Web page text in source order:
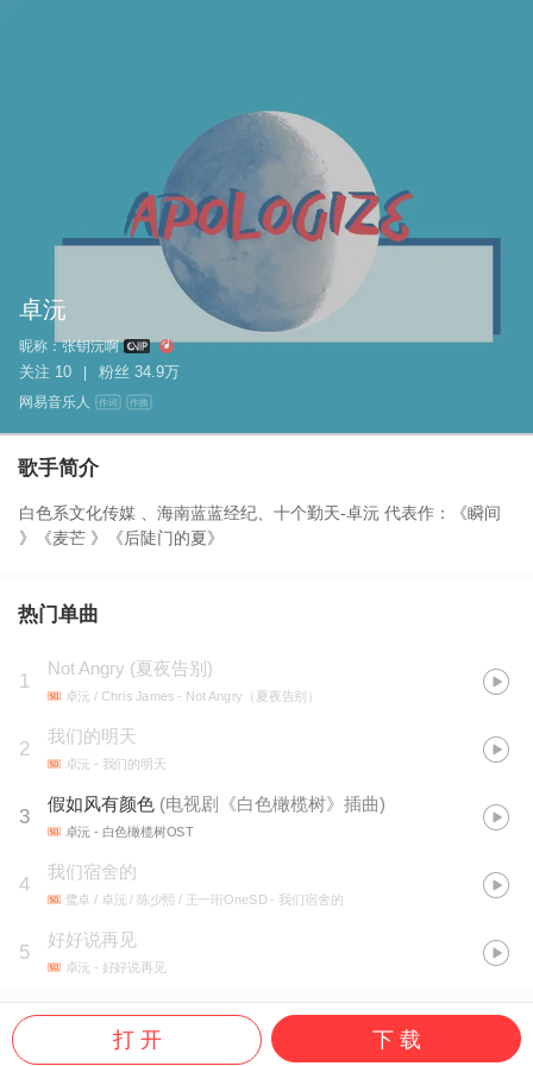
卓沅
昵称：张钥沅啊
关注 10 粉丝 34.9万
网易音乐人 作词 作曲
歌手简介
白色系文化传媒 、海南蓝蓝经纪、十个勤天-卓沅 代表作：《瞬间
》《麦芒 》《后陡门的夏》
热门单曲
1
Not Angry (夏夜告别)
卓沅 / Chris James - Not Angry（夏夜告别）
2
我们的明天
卓沅 - 我们的明天
3
假如风有颜色 (电视剧《白色橄榄树》插曲)
卓沅 - 白色橄榄树OST
4
我们宿舍的
鹭卓 / 卓沅 / 陈少熙 / 王一珩OneSD - 我们宿舍的
5
好好说再见
卓沅 - 好好说再见
打 开 下 载